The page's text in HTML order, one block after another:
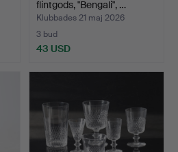
flintgods, "Bengali", …
Klubbades 21 maj 2026
3 bud
43 USD